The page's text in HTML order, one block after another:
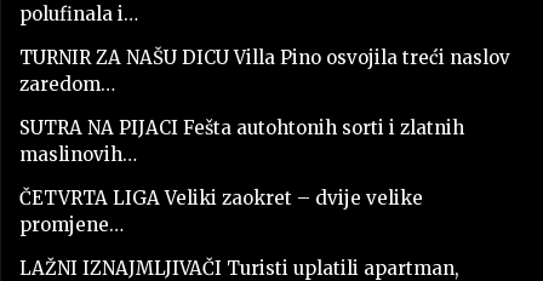
polufinala i…
TURNIR ZA NAŠU DICU Villa Pino osvojila treći naslov
zaredom…
SUTRA NA PIJACI Fešta autohtonih sorti i zlatnih
maslinovih…
ČETVRTA LIGA Veliki zaokret – dvije velike
promjene…
LAŽNI IZNAJMLJIVAČI Turisti uplatili apartman,